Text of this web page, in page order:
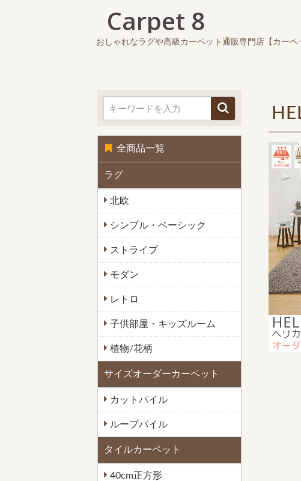
おしゃれなラグや高級カーペット通販専門店【カーペ
全商品一覧
ラグ
北欧
シンプル・ベーシック
ストライプ
モダン
レトロ
子供部屋・キッズルーム
植物/花柄
サイズオーダーカーペット
カットパイル
ループパイル
タイルカーペット
40cm正方形